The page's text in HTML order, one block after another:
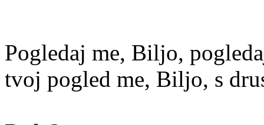
Pogledaj me, Biljo,
tvoj pogled me, Biljo, s